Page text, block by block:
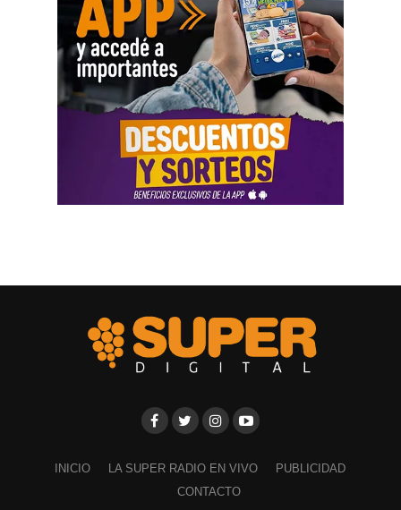
INICIO LA SUPER RADIO EN VIVO
PUBLICIDAD
CONTACTO